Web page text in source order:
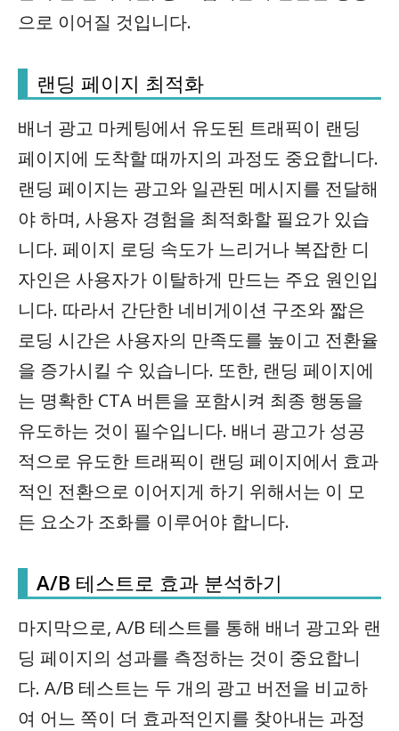
으로 이어질 것입니다.
랜딩 페이지 최적화
배너 광고 마케팅에서 유도된 트래픽이 랜딩
페이지에 도착할 때까지의 과정도 중요합니다.
랜딩 페이지는 광고와 일관된 메시지를 전달해
야 하며, 사용자 경험을 최적화할 필요가 있습
니다. 페이지 로딩 속도가 느리거나 복잡한 디
자인은 사용자가 이탈하게 만드는 주요 원인입
니다. 따라서 간단한 네비게이션 구조와 짧은
로딩 시간은 사용자의 만족도를 높이고 전환율
을 증가시킬 수 있습니다. 또한, 랜딩 페이지에
는 명확한 CTA 버튼을 포함시켜 최종 행동을
유도하는 것이 필수입니다. 배너 광고가 성공
적으로 유도한 트래픽이 랜딩 페이지에서 효과
적인 전환으로 이어지게 하기 위해서는 이 모
든 요소가 조화를 이루어야 합니다.
A/B 테스트로 효과 분석하기
마지막으로, A/B 테스트를 통해 배너 광고와 랜
딩 페이지의 성과를 측정하는 것이 중요합니
다. A/B 테스트는 두 개의 광고 버전을 비교하
여 어느 쪽이 더 효과적인지를 찾아내는 과정